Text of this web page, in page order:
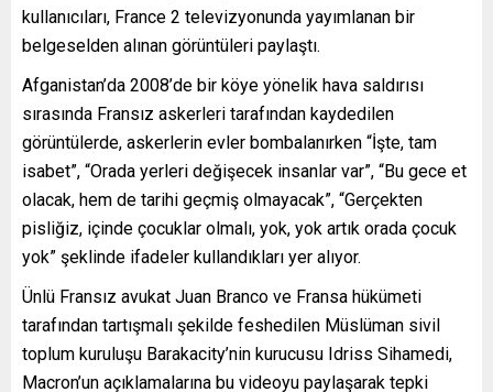
kullanıcıları, France 2 televizyonunda yayımlanan bir
belgeselden alınan görüntüleri paylaştı.
Afganistan’da 2008’de bir köye yönelik hava saldırısı
sırasında Fransız askerleri tarafından kaydedilen
görüntülerde, askerlerin evler bombalanırken “İşte, tam
isabet”, “Orada yerleri değişecek insanlar var”, “Bu gece et
olacak, hem de tarihi geçmiş olmayacak”, “Gerçekten
pisliğiz, içinde çocuklar olmalı, yok, yok artık orada çocuk
yok” şeklinde ifadeler kullandıkları yer alıyor.
Ünlü Fransız avukat Juan Branco ve Fransa hükümeti
tarafından tartışmalı şekilde feshedilen Müslüman sivil
toplum kuruluşu Barakacity’nin kurucusu Idriss Sihamedi,
Macron’un açıklamalarına bu videoyu paylaşarak tepki